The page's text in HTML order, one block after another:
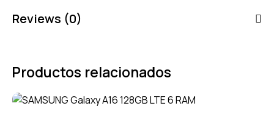
Reviews (0)
Productos relacionados